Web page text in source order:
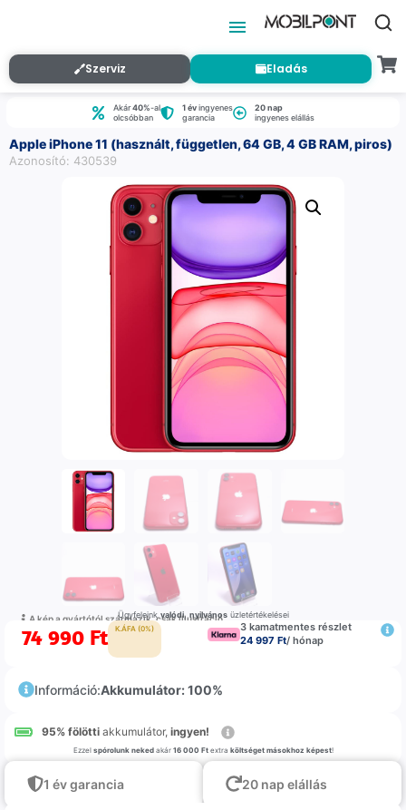
Szerviz Eladás
Akár40%-al
olcsóbban
1 évingyenes
garancia
20 nap
ingyenes elállás
Apple iPhone 11 (használt, független, 64 GB, 4 GB RAM, piros)
Azonosító: 430539
A kép a gyártótól származik, csak illustráció
Ügyfeleinkvalódi,nyilvánosüzletértékelései
74 990 Ft K.ÁFA (0%)
3 kamatmentes részlet
24 997 Ft/ hónap
Információ:Akkumulátor: 100%
95% fölötti akkumulátor, ingyen!
Ezzel spórolunk nekedakár 16 000 Ftextra költséget másokhoz képest!
1 év garancia 20 nap elállás